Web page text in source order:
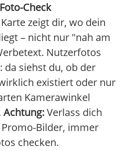
Check
zeigt dir, wo dein
– nicht nur "nah am
Nutzerfotos
da siehst du, ob der
existiert oder nur
Kamerawinkel
Achtung:Verlass dich
Bilder, immer
checken.